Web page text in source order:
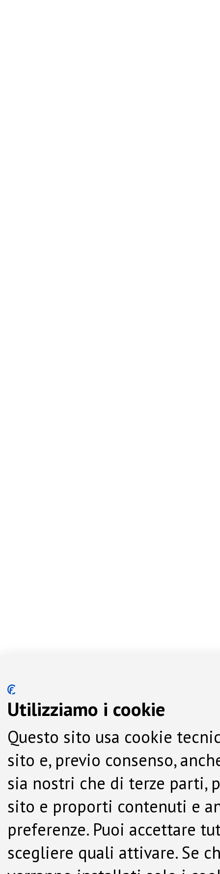
Utilizziamo i cookie
Questo sito usa cookie
sito e, previo consenso,
sia nostri che di terze parti,
sito e proporti contenuti e
preferenze. Puoi accettare
scegliere quali attivare. Se